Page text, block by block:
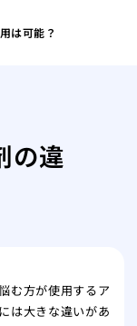
は可能？
肌
ケ
の違
む方が使用するア
は大きな違いがあ